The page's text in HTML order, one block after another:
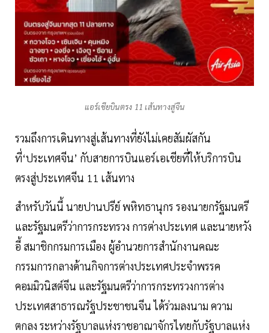
แอร์เชียบินตรง 11 เส้นทางสู่จีน
รวมถึงการเดินทางสู่เส้นทางที่ยังไม่เคยสัมผัสกัน
ที่‘ประเทศจีน’ กับสายการบินแอร์เอเชียที่ให้บริการบิน
ตรงสู่ประเทศจีน 11 เส้นทาง
สำหรับวันนี้ นายปานปรีย์ พหิทธานุกร รองนายกรัฐมนตรี
และรัฐมนตรีว่าการกระทรวง การต่างประเทศ และนายหวัง
อี้ สมาชิกกรมการเมือง ผู้อำนวยการสำนักงานคณะ
กรรมการกลางด้านกิจการต่างประเทศประจำพรรค
คอมมิวนิสต์จีน และรัฐมนตรีว่าการกระทรวงการต่าง
ประเทศสาธารณรัฐประชาชนจีน ได้ร่วมลงนาม ความ
ตกลง ระหว่างรัฐบาลแห่งราชอาณาจักรไทยกับรัฐบาลแห่ง